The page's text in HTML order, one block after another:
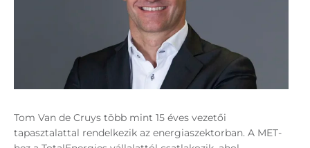
Tom Van de Cruys több mint 15 éves vezetői
tapasztalattal rendelkezik az energiaszektorban. A MET-